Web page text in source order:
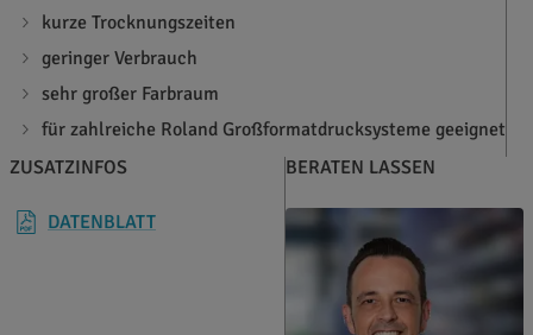
kurze Trocknungszeiten
geringer Verbrauch
sehr großer Farbraum
für zahlreiche Roland Großformatdrucksysteme geeignet
ZUSATZINFOS
DATENBLATT
BERATEN LASSEN